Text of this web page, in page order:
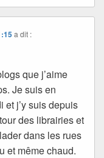
a dit :
que j’aime
Je suis en
et j’y suis depuis
des librairies et
dans les rues
et même chaud.